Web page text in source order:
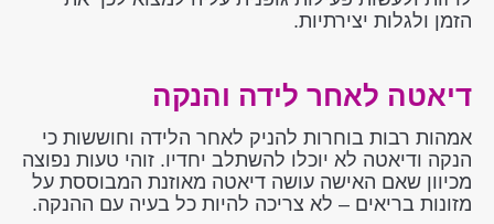
הזמן ולגלות יצירתיות.
דיאטה לאחר לידה והנקה
אמהות רבות בוחרות להניק לאחר הלידה וחוששות כי
הנקה ודיאטה לא יוכלו להשתלב יחדיו. זוהי טעות נפוצה
מכיוון שאם האישה עושה דיאטה מאוזנת המבוססת על
מזונות בריאים – לא צריכה להיות כל בעיה עם ההנקה.